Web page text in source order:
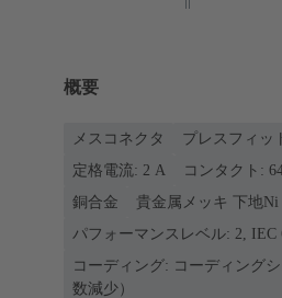
概要
メスコネクタ
プレスフィッ
定格電流: ‌2 A
コンタクト:
銅合金
貴金属メッキ 下地
パフォーマンスレベル: 2, IEC
コーディング: コーディング
数減少）